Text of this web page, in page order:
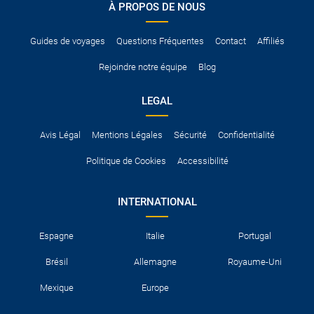
Pour vous en assurer, vous pouvez vous renseigner auprès des
services consulaires du pays concerné.
À PROPOS DE NOUS
Guides de voyages Questions Fréquentes Contact Affiliés
Rejoindre notre équipe Blog
LEGAL
Avis Légal Mentions Légales Sécurité Confidentialité
Politique de Cookies Accessibilité
INTERNATIONAL
Espagne Italie Portugal
Brésil Allemagne Royaume-Uni
Mexique Europe